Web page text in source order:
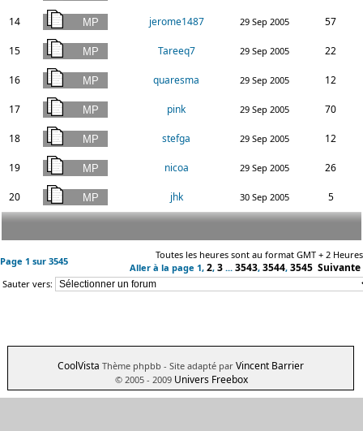
14 jerome1487 29 Sep 2005 57
15 Tareeq7 29 Sep 2005 22
16 quaresma 29 Sep 2005 12
17 pink 29 Sep 2005 70
18 stefga 29 Sep 2005 12
19 nicoa 29 Sep 2005 26
20 jhk 30 Sep 2005 5
Page 1 sur 3545
Toutes les heures sont au format GMT + 2 Heures
Aller à la page 1, 2, 3 ... 3543, 3544, 3545 Suivante
Sauter vers:
CoolVista Thème phpbb - Site adapté par Vincent Barrier
© 2005 - 2009 Univers Freebox